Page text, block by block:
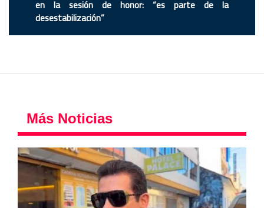
en la sesión de honor: “es parte de la
desestabilización”
Más Noticias